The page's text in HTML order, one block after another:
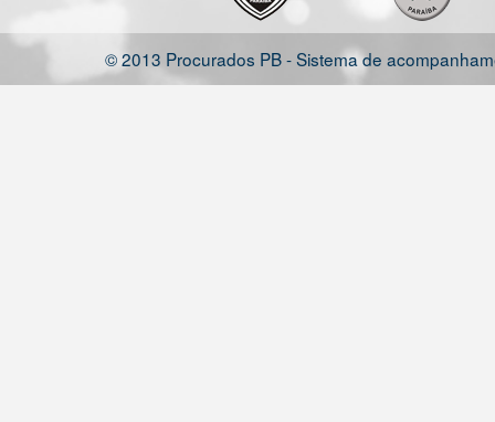
© 2013 Procurados PB - Sistema de